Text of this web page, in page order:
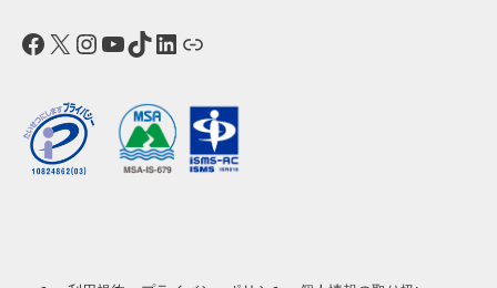
Facebook
X Instagram
YouTube
TikTok
LinkedIn
リンク